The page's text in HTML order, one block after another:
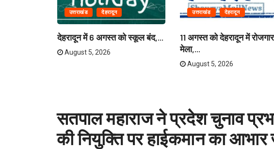
उत्तराखंड देहरादून
देहरादून में 6 अगस्त को स्कूल बंद,...
August 5, 2026
उत्तराखंड देहरादून
11 अगस्त को देहरादून में रोजगार
मेला,...
August 5, 2026
सतपाल महाराज ने प्रदेश चुनाव
की नियुक्ति पर हाईकमान का आभार